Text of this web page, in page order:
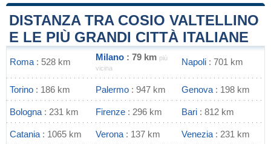
DISTANZA TRA COSIO VALTELLINO
E LE PIÙ GRANDI CITTÀ ITALIANE
Roma : 528 km Milano : 79 km più
vicina
Napoli : 701 km
Torino : 186 km Palermo : 947 km Genova : 198 km
Bologna : 231 km Firenze : 296 km Bari : 812 km
Catania : 1065 km Verona : 137 km Venezia : 231 km